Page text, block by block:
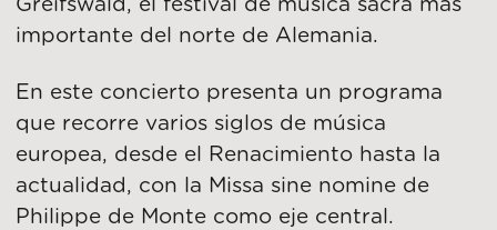
Greifswald, el festival de música sacra más
importante del norte de Alemania.
En este concierto presenta un programa
que recorre varios siglos de música
europea, desde el Renacimiento hasta la
actualidad, con la Missa sine nomine de
Philippe de Monte como eje central.